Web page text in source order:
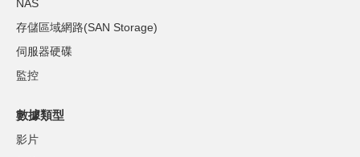
NAS
存儲區域網路(SAN Storage)
伺服器硬碟
監控
數據類型
影片